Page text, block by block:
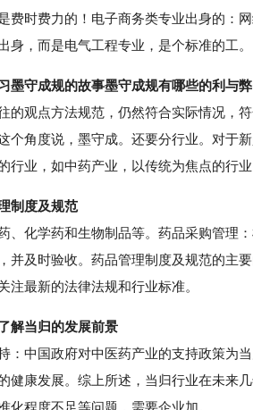
费时费力的！电子商务类专业出身的：
身，而是电气工程专业，是个标准的工。
墨守成规的故事墨守成规有哪些的利与弊
观点方法规范，仍然符合实际情况，符
个角度说，墨守成。还要分行业。对于
行业，如中药产业，以传统为焦点的行业
制度及规范
化学药和生物制品等。药品采购管理：
并及时验收。药品管理制度及规范的主
注最新的法律法规和行业标准。
解当归的发展前景
中国政府对中医药产业的支持政策为当
健康发展。综上所述，当归行业在未来
化程度不足等问题，需要企业加。